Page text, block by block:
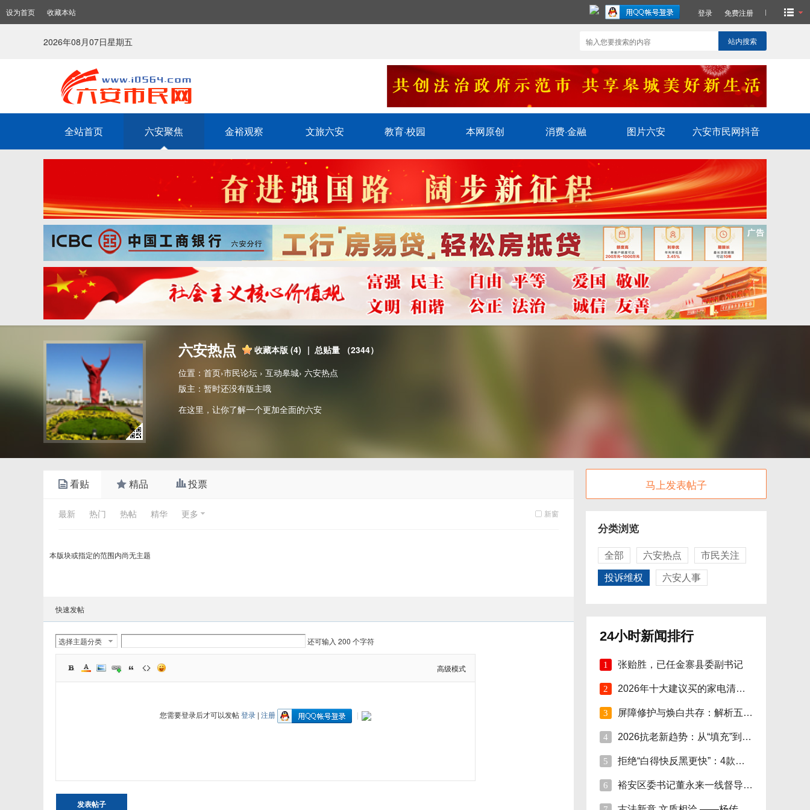
设为首页 收藏本站 登录 免费注册
2026年08月07日星期五 站内搜索
全站首页 六安聚焦 金裕观察 文旅六安 教育·校园 本网原创 消费·金融 图片六安 六安市民网抖音
六安热点 收藏本版 (4) | 总贴量 （2344）
位置： 首页›市民论坛 › 互动皋城› 六安热点
版主： 暂时还没有版主哦
在这里，让你了解一个更加全面的六安
看贴 精品 投票
新窗
最新 热门 热帖 精华 更多
本版块或指定的范围内尚无主题
快速发帖
选择主题分类 还可输入 200 个字符
高级模式
您需要登录后才可以发帖登录 | 注册 |
发表帖子
马上发表帖子
分类浏览
全部 六安热点 市民关注
投诉维权 六安人事
24小时新闻排行
1 张贻胜，已任金寨县委副书记
2 2026年十大建议买的家电清单：精选智能家电
3 屏障修护与焕白共存：解析五大国际-本土面
4 2026抗老新趋势：从“填充”到“修护焕活”
5 拒绝“白得快反黑更快”：4款美白精华单品
6 裕安区委书记董永来一线督导烟花爆竹安全管